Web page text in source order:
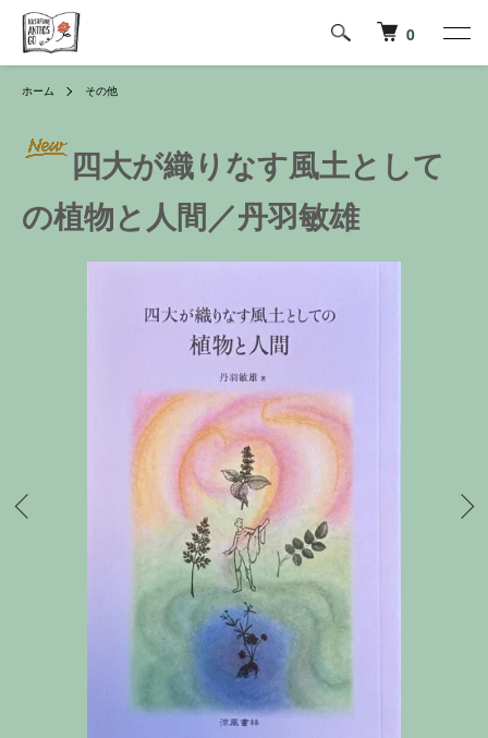
0
ホーム その他
四大が織りなす風土として
の植物と人間／丹羽敏雄